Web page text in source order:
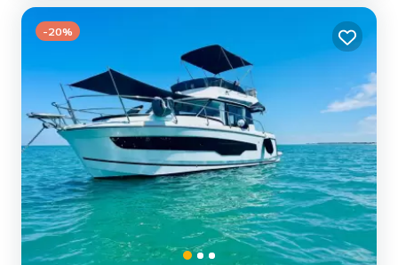
PRIX. • SANS SKIPPER. • CAPACITÉ:5 PERSONNES. • STAND...
-20%